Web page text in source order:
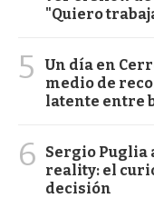
"Quiero
5
Un día en
medio de
latente entre
6
Sergio Puglia
reality: el
decisión